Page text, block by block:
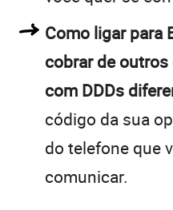
Como ligar para
cobrar de
com DDDs
código da sua
do telefone que
comunicar.